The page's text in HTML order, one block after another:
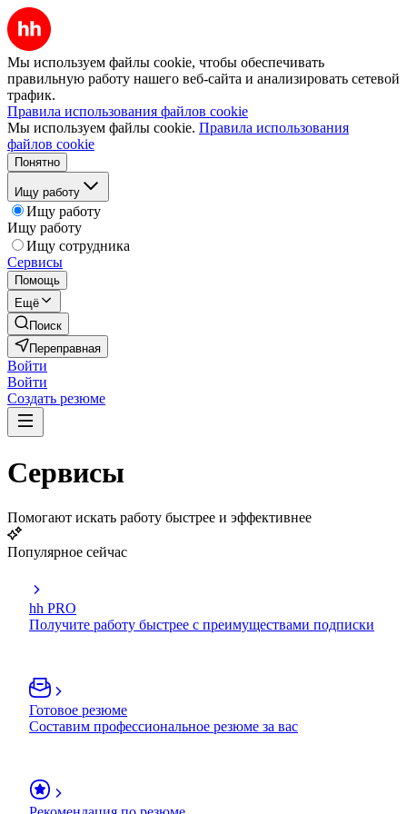
Мы используем файлы cookie, чтобы обеспечивать
правильную работу нашего веб-сайта и анализировать сетевой
трафик.
Правила использования файлов cookie
Мы используем файлы cookie. Правила использования
файлов cookie
Понятно
Ищу работу
Ищу работу
Ищу работу
Ищу сотрудника
Сервисы
Помощь
Ещё
Поиск
Переправная
Войти
Войти
Создать резюме
Сервисы
Помогают искать работу быстрее и эффективнее
Популярное сейчас
hh PRO
Получите работу быстрее с преимуществами подписки
Готовое резюме
Составим профессиональное резюме за вас